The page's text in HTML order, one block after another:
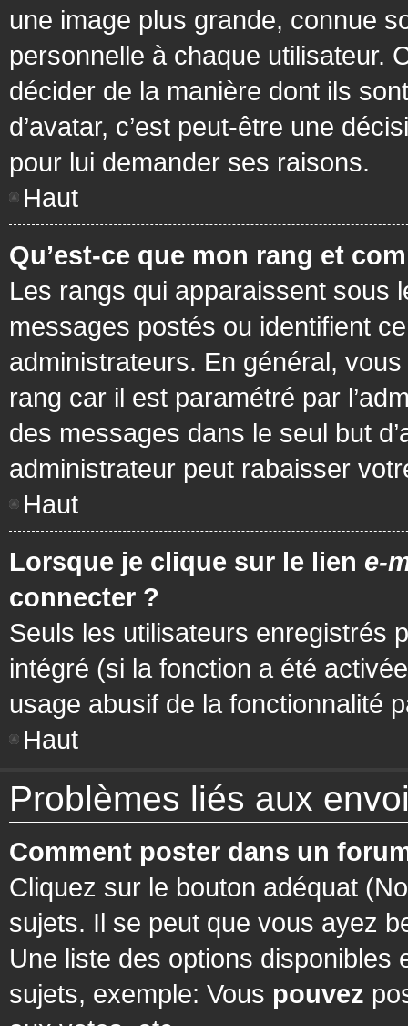
une image plus grande, connue
personnelle à chaque utilisateur.
décider de la manière dont ils
d’avatar, c’est peut-être une
pour lui demander ses raisons.
Haut
Qu’est-ce que mon rang et
Les rangs qui apparaissent sous
messages postés ou identifient
administrateurs. En général,
rang car il est paramétré par
des messages dans le seul but
administrateur peut rabaisser
Haut
Lorsque je clique sur le lien e-
connecter ?
Seuls les utilisateurs enregistrés
intégré (si la fonction a été
usage abusif de la fonctionnalité
Haut
Problèmes liés aux
Comment poster dans un
Cliquez sur le bouton adéquat
sujets. Il se peut que vous ayez
Une liste des options
sujets, exemple: Vous pouvez